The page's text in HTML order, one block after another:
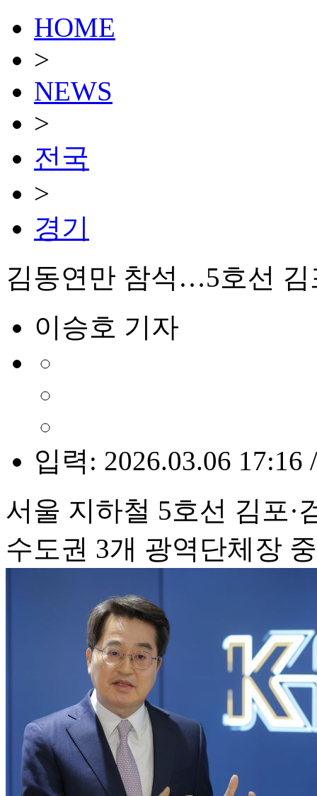
HOME
>
NEWS
>
전국
>
경기
김동연만 참석…5호선 김
이승호 기자
입력: 2026.03.06 17:16
서울 지하철 5호선 김포·
수도권 3개 광역단체장